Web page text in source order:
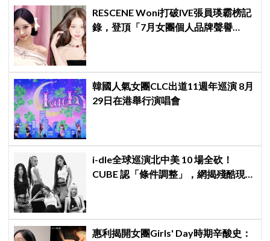
RESCENE Woni打破IVE張員瑛霸榜記
錄，登頂「7月女團個人品牌聲譽
韓國人氣女團CLC出道11週年巡演 8月
29日在港舉行演唱會
i-dle全球巡演北中美 10 場全砍！
CUBE 認「條件調整」，網揭殘酷現
惠利揭開女團Girls' Day時期辛酸史：